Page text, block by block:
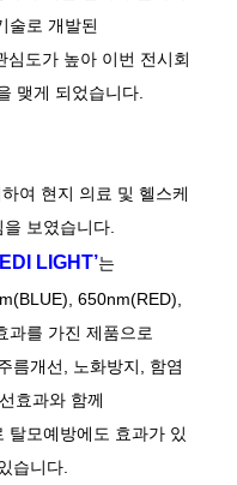
술로 개발된
심도가 높아 이번 전시회
맺게 되었습니다.
여 현지 의료 및 헬스케
보였습니다.
LIGHT’는
650nm(RED),
과를 가진 제품으로
름개선, 노화방지, 함염
효과와 함께
탈모예방에도 효과가 있
습니다.